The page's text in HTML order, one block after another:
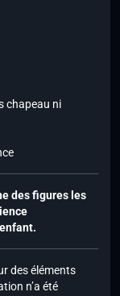
chapeau ni
des figures les
des éléments
n’a été